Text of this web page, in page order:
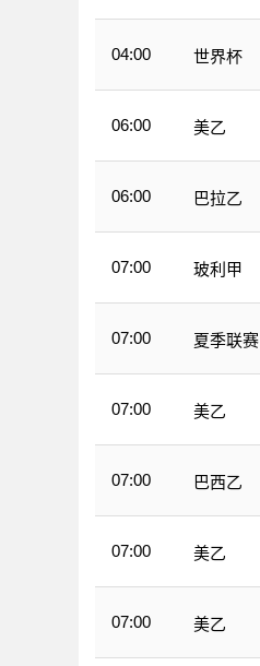
04:00 世界杯
06:00 美乙
06:00 巴拉乙
07:00 玻利甲
07:00 夏季联赛
07:00 美乙
07:00 巴西乙
07:00 美乙
07:00 美乙